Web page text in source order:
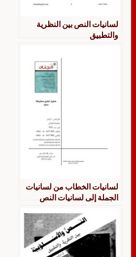
لسانيات النص بين النظرية
والتطبيق
لسانيات الخطاب من لسانيات
الجملة إلى لسانيات النص
مشروع أحمد المتوكل الوظيفي